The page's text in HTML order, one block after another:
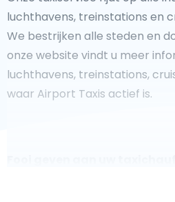
luchthavens, treinstations en
We bestrijken alle steden en
onze website vindt u meer
luchthavens, treinstations,
waar Airport Taxis actief is.